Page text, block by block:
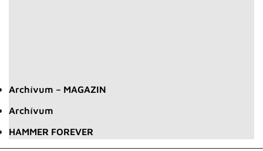
Archívum – MAGAZIN
Archívum
HAMMER FOREVER